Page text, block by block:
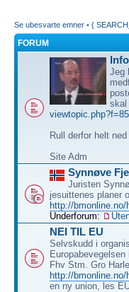
Se ubesvarte emner • {
FORUM
Jeg
skal
Rull derfor helt
Site Adm
Synnøve
Juristen
jesuittenes planer
http://bmonline.no/
Underforum:
NEI TIL EU
Selvskudd i
Fhv Stm. Gro
http://bmonline.no/
en ny union, les